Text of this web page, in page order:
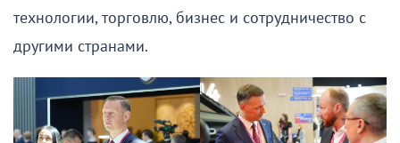
технологии, торговлю, бизнес и сотрудничество с
другими странами.